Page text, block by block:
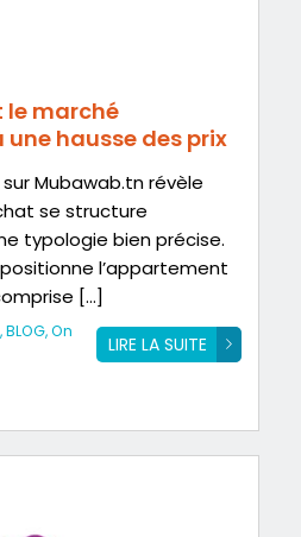
le marché
hausse des prix
Mubawab.tn révèle
se structure
typologie bien précise.
l’appartement
[…]
LIRE LA SUITE
,BLOG,On